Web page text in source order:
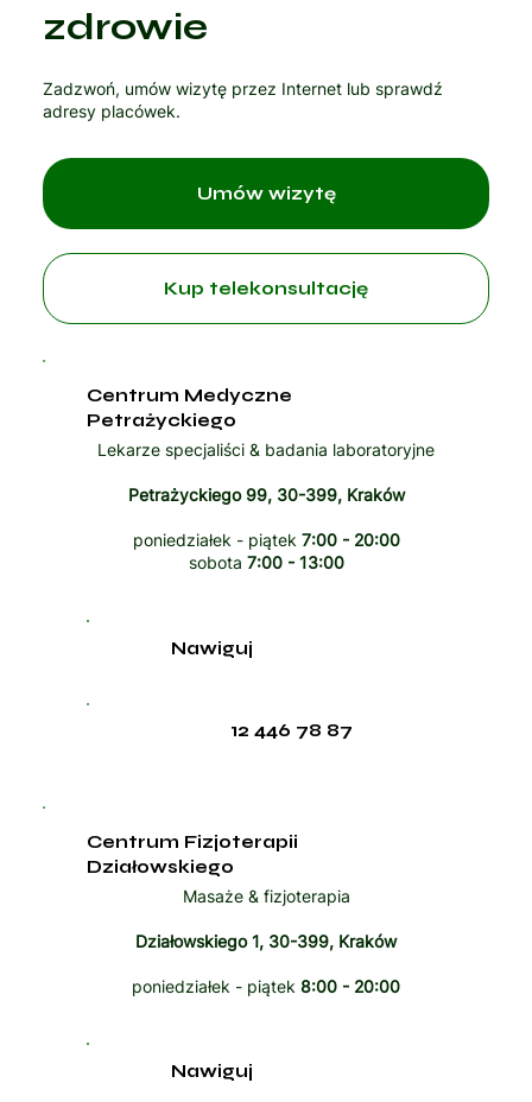
zdrowie
Zadzwoń, umów wizytę przez Internet lub sprawdź
adresy placówek.
Kup telekonsultację
Centrum Medyczne
Petrażyckiego
Lekarze specjaliści & badania laboratoryjne
Petrażyckiego 99, 30-399, Kraków
poniedziałek - piątek 7:00 - 20:00
sobota 7:00 - 13:00
12 446 78 87
Nawiguj
Centrum Fizjoterapii
Działowskiego
Masaże & fizjoterapia
Działowskiego 1, 30-399, Kraków
poniedziałek - piątek 8:00 - 20:00
Nawiguj
Umów wizytę